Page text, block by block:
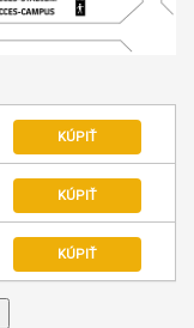
KÚPIŤ
KÚPIŤ
KÚPIŤ